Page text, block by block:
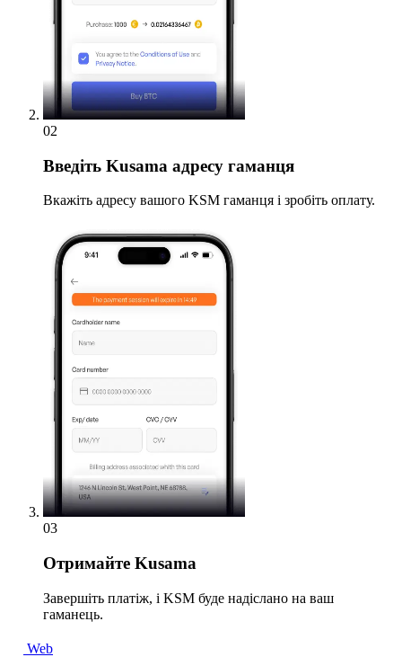
02
Введіть Kusama адресу гаманця
Вкажіть адресу вашого KSM гаманця і зробіть оплату.
03
Отримайте Kusama
Завершіть платіж, і KSM буде надіслано на ваш
гаманець.
Web